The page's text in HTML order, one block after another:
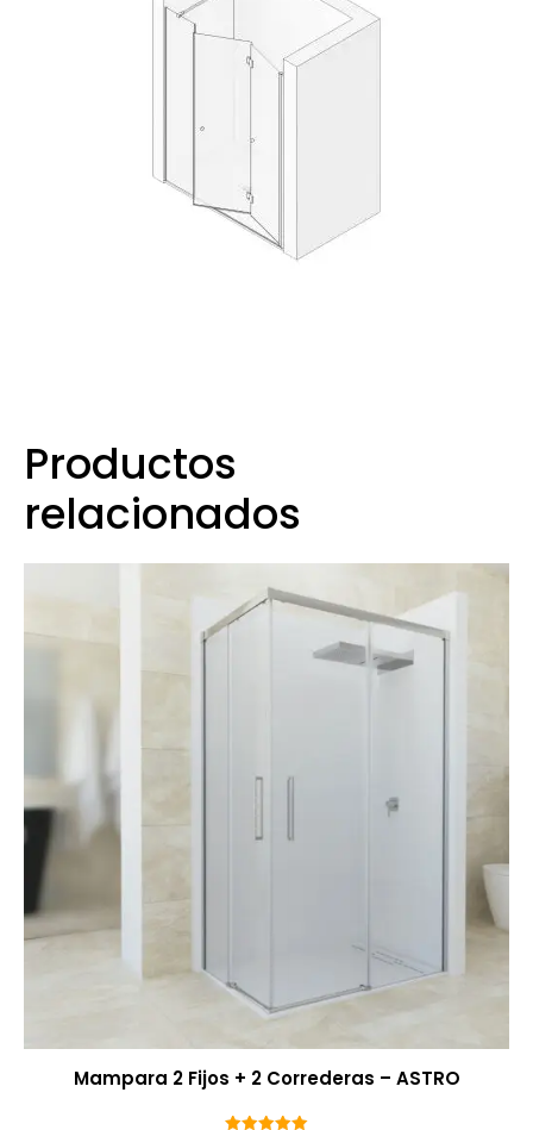
Productos
relacionados
Mampara 2 Fijos + 2 Correderas – ASTRO